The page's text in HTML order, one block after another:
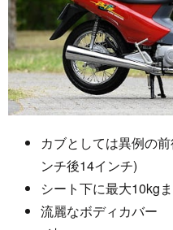
カブとしては異例の
ンチ後14インチ)
シート下に最大10kg
流麗なボディカバー